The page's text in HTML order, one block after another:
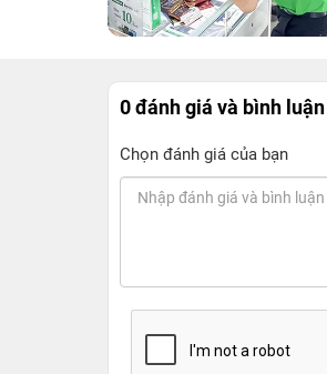
0 đánh giá và bình luận
Chọn đánh giá của bạn